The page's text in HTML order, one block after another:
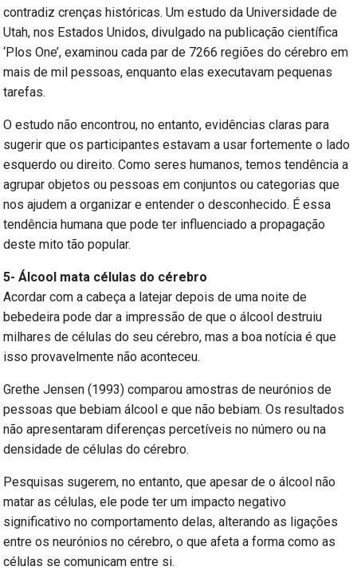
contradiz crenças históricas. Um estudo da Universidade de
Utah, nos Estados Unidos, divulgado na publicação científica
‘Plos One’, examinou cada par de 7266 regiões do cérebro em
mais de mil pessoas, enquanto elas executavam pequenas
tarefas.
O estudo não encontrou, no entanto, evidências claras para
sugerir que os participantes estavam a usar fortemente o lado
esquerdo ou direito. Como seres humanos, temos tendência a
agrupar objetos ou pessoas em conjuntos ou categorias que
nos ajudem a organizar e entender o desconhecido. É essa
tendência humana que pode ter influenciado a propagação
deste mito tão popular.
5- Álcool mata células do cérebro
Acordar com a cabeça a latejar depois de uma noite de
bebedeira pode dar a impressão de que o álcool destruiu
milhares de células do seu cérebro, mas a boa notícia é que
isso provavelmente não aconteceu.
Grethe Jensen (1993) comparou amostras de neurónios de
pessoas que bebiam álcool e que não bebiam. Os resultados
não apresentaram diferenças percetíveis no número ou na
densidade de células do cérebro.
Pesquisas sugerem, no entanto, que apesar de o álcool não
matar as células, ele pode ter um impacto negativo
significativo no comportamento delas, alterando as ligações
entre os neurónios no cérebro, o que afeta a forma como as
células se comunicam entre si.